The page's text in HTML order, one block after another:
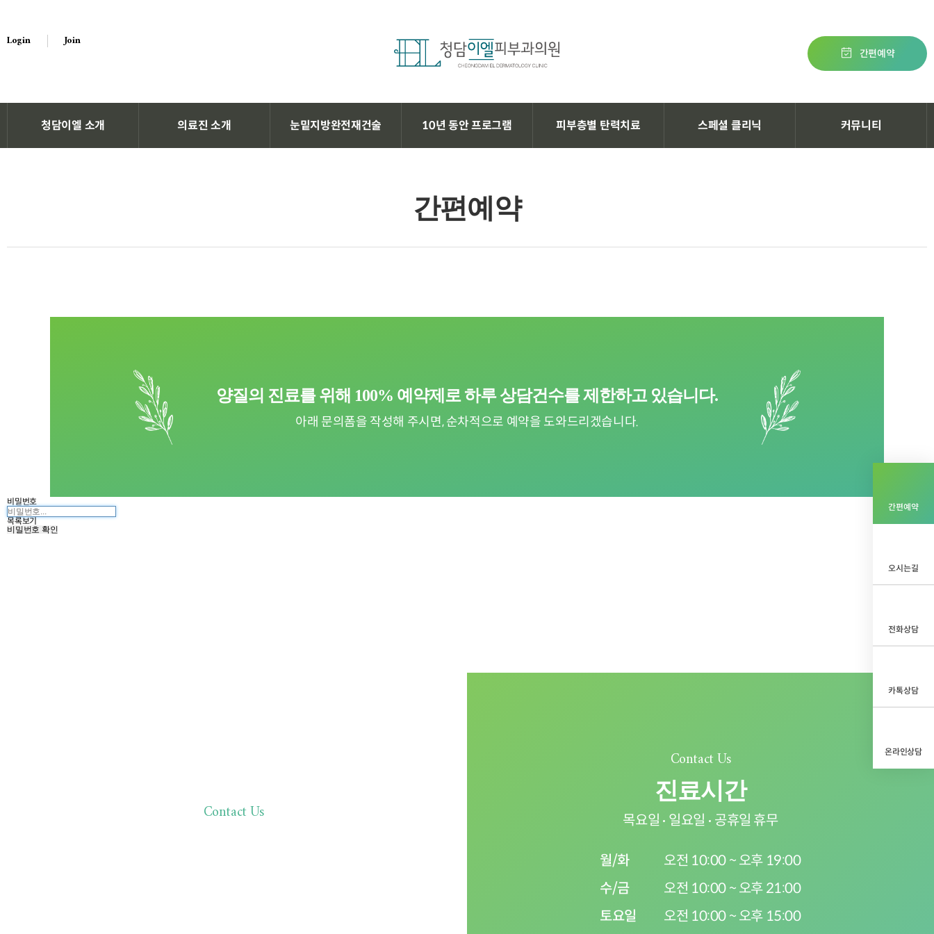
Login Join
간편예약
청담이엘 소개 의료진 소개 눈밑지방완전재건술 10년 동안 프로그램 피부층별 탄력치료 스페셜 클리닉 커뮤니티
간편예약
양질의 진료를 위해 100% 예약제로 하루 상담건수를 제한하고 있습니다.
아래 문의폼을 작성해 주시면, 순차적으로 예약을 도와드리겠습니다.
비밀번호
목록보기
비밀번호 확인
Contact Us
Contact Us
진료시간
목요일 일요일 공휴일 휴무
월/화
오전 10:00 ~ 오후 19:00
수/금
오전 10:00 ~ 오후 21:00
토요일
오전 10:00 ~ 오후 15:00
간편예약
오시는길
전화상담
카톡상담
온라인상담